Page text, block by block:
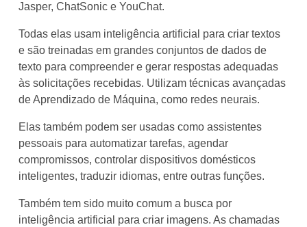
Jasper, ChatSonic e YouChat.
Todas elas usam inteligência artificial para criar textos
e são treinadas em grandes conjuntos de dados de
texto para compreender e gerar respostas adequadas
às solicitações recebidas. Utilizam técnicas avançadas
de Aprendizado de Máquina, como redes neurais.
Elas também podem ser usadas como assistentes
pessoais para automatizar tarefas, agendar
compromissos, controlar dispositivos domésticos
inteligentes, traduzir idiomas, entre outras funções.
Também tem sido muito comum a busca por
inteligência artificial para criar imagens. As chamadas